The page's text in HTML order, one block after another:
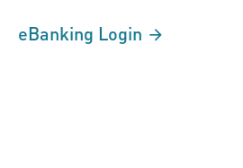
eBanking Login